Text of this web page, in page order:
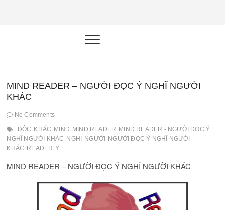
năng lực cá
thời đại AI
MIND READER – NGƯỜI ĐỌC Ý NGHĨ NGƯỜI
KHÁC
No Comments
ĐỘC KHÁC MIND MIND READER MIND READER - NGƯỜI ĐỌC Ý
NGHĨ NGƯỜI KHÁC NGHỊ NGƯỜI
NGƯỜI ĐỌC Ý NGHĨ NGƯỜI
KHÁC READER Y
MIND READER – NGƯỜI ĐỌC Ý NGHĨ NGƯỜI KHÁC